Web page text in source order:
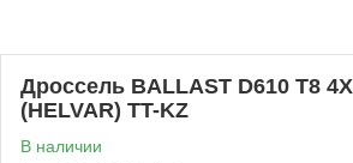
Дроссель BALLAST D610 T8
(HELVAR) TT-KZ
В наличии